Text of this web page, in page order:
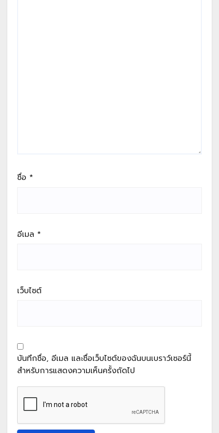
ชื่อ *
อีเมล *
เว็บไซต์
บันทึกชื่อ, อีเมล และชื่อเว็บไซต์ของฉันบนเบราว์เซอร์นี้
สำหรับการแสดงความเห็นครั้งถัดไป